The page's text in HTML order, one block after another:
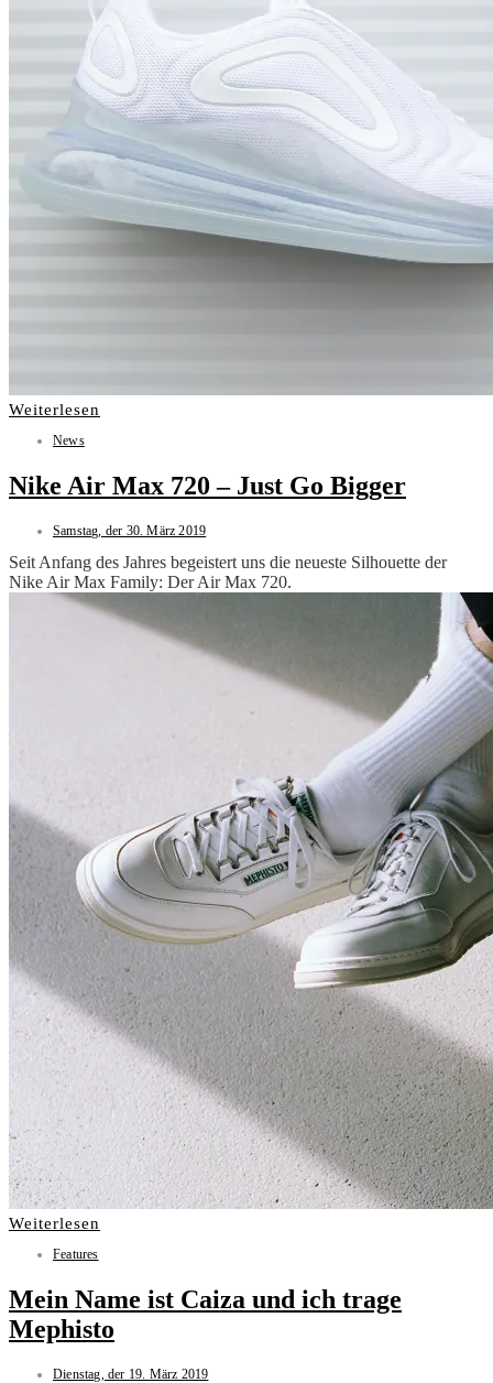
Weiterlesen
News
Nike Air Max 720 – Just Go Bigger
Samstag, der 30. März 2019
Seit Anfang des Jahres begeistert uns die neueste Silhouette der
Nike Air Max Family: Der Air Max 720.
Weiterlesen
Features
Mein Name ist Caiza und ich trage
Mephisto
Dienstag, der 19. März 2019